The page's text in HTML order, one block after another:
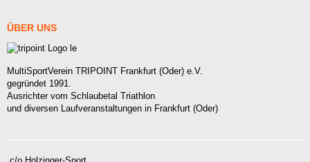
ÜBER UNS
MultiSportVerein TRIPOINT Frankfurt (Oder) e.V.
gegründet 1991.
Ausrichter vom Schlaubetal Triathlon
und diversen Laufveranstaltungen in Frankfurt (Oder)